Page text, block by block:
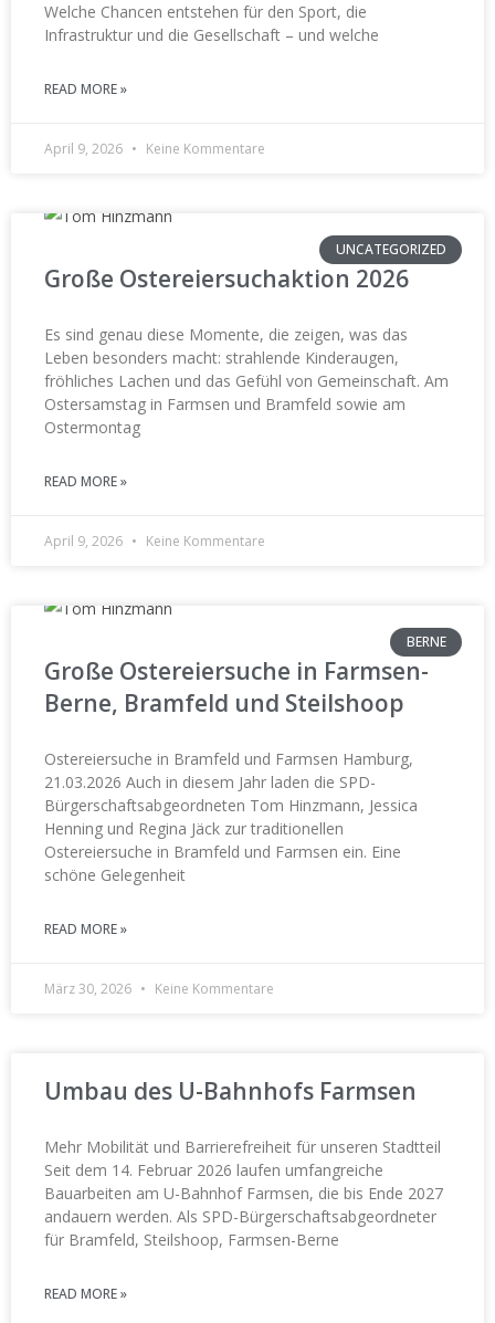
Welche Chancen entstehen für den Sport, die
Infrastruktur und die Gesellschaft – und welche
READ MORE »
April 9, 2026 Keine Kommentare
UNCATEGORIZED
Große Ostereiersuchaktion 2026
Es sind genau diese Momente, die zeigen, was das
Leben besonders macht: strahlende Kinderaugen,
fröhliches Lachen und das Gefühl von Gemeinschaft. Am
Ostersamstag in Farmsen und Bramfeld sowie am
Ostermontag
READ MORE »
April 9, 2026 Keine Kommentare
BERNE
Große Ostereiersuche in Farmsen-
Berne, Bramfeld und Steilshoop
Ostereiersuche in Bramfeld und Farmsen Hamburg,
21.03.2026 Auch in diesem Jahr laden die SPD-
Bürgerschaftsabgeordneten Tom Hinzmann, Jessica
Henning und Regina Jäck zur traditionellen
Ostereiersuche in Bramfeld und Farmsen ein. Eine
schöne Gelegenheit
READ MORE »
März 30, 2026 Keine Kommentare
Umbau des U-Bahnhofs Farmsen
Mehr Mobilität und Barrierefreiheit für unseren Stadtteil
Seit dem 14. Februar 2026 laufen umfangreiche
Bauarbeiten am U-Bahnhof Farmsen, die bis Ende 2027
andauern werden. Als SPD-Bürgerschaftsabgeordneter
für Bramfeld, Steilshoop, Farmsen-Berne
READ MORE »